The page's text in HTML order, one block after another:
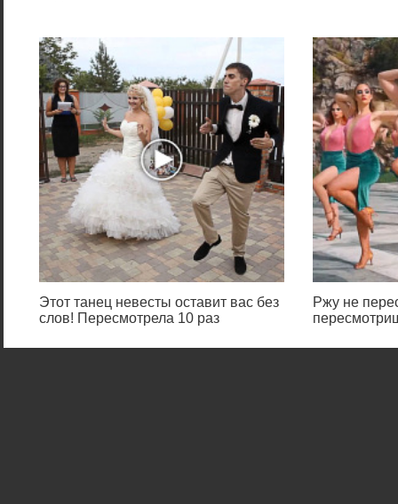
Этот танец невесты оставит вас без
слов! Пересмотрела 10 раз
Ржу не